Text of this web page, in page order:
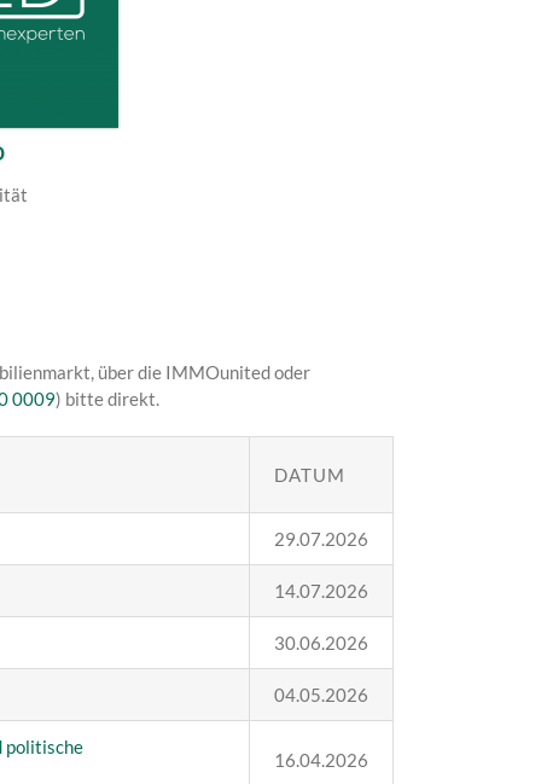
über die IMMOunited oder
0009) bitte direkt.
DATUM
29.07.2026
14.07.2026
30.06.2026
04.05.2026
politische
16.04.2026